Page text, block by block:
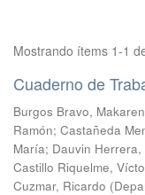
Mostrando ítems 1-1
Cuaderno de
Burgos Bravo,
Ramón; Castañeda
María; Dauvin Herrera,
Castillo Riquelme,
Cuzmar, Ricardo (